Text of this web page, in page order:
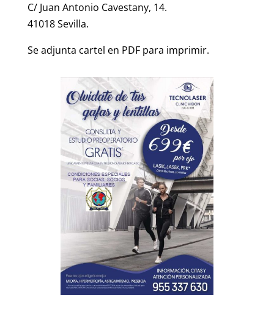
C/ Juan Antonio Cavestany, 14.
41018 Sevilla.
Se adjunta cartel en PDF para imprimir.